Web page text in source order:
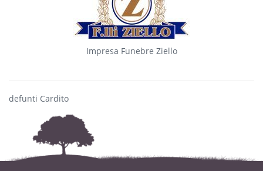
Impresa Funebre Ziello
defunti Cardito